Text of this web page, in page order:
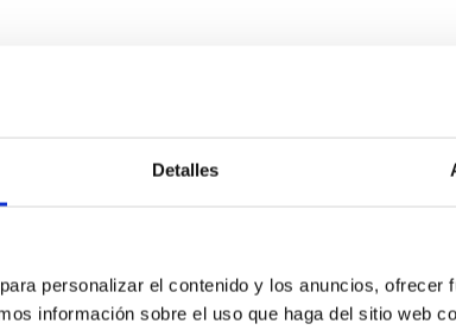
Detalles
personalizar el contenido y los anuncios, ofrecer
información sobre el uso que haga del sitio web